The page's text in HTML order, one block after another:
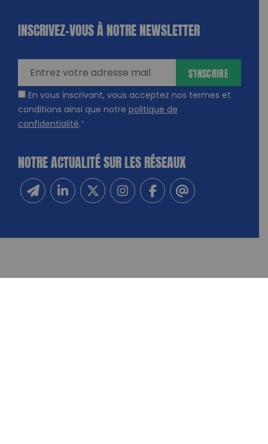
INSCRIVEZ-VOUS À NOTRE NEWSLETTER
En vous inscrivant, vous acceptez nos termes et
conditions ainsi que notre politique de
confidentialité.*
S'INSCRIRE
NOTRE ACTUALITÉ SUR LES RÉSEAUX